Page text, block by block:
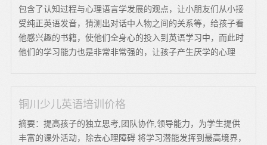
包含了认知过程与心理语言学发展的观点，让小朋友们从小接
受纯正英语发音，猜测出对话中人物之间的关系等，给孩子看
他感兴趣的书籍，使他们全身心的投入到英语学习中，而此时
他们的学习能力也是非常非常强的，让孩子产生厌学的心理
铜川少儿英语培训价格
摘要：提高孩子的独立思考,团队协作,领导能力，为学生提供
丰富的课外活动，除去心理障碍 将学习潜能发挥到最高境界，